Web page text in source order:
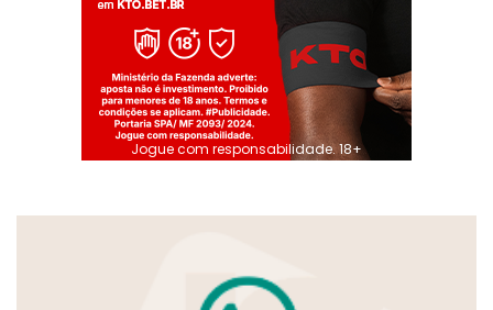
Jogue com responsabilidade. 18+